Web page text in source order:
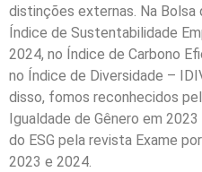
distinções externas. Na
Índice de Sustentabilidade
2024, no Índice de Carbono
no Índice de Diversidade –
disso, fomos reconhecidos
Igualdade de Gênero em
do ESG pela revista Exame
2023 e 2024.